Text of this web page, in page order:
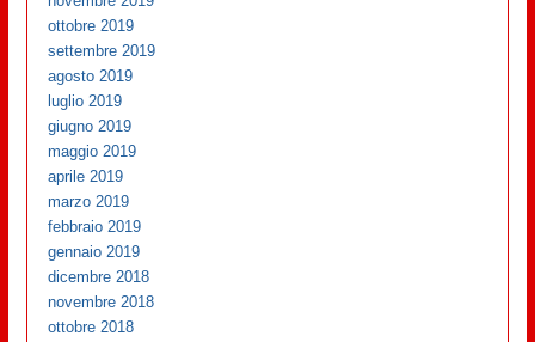
ottobre 2019
settembre 2019
agosto 2019
luglio 2019
giugno 2019
maggio 2019
aprile 2019
marzo 2019
febbraio 2019
gennaio 2019
dicembre 2018
novembre 2018
ottobre 2018